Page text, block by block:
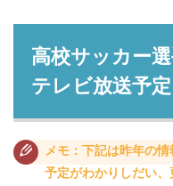
高校サッカー
テレビ放送予定
メモ：下記は昨年の
予定がわかりしだい、